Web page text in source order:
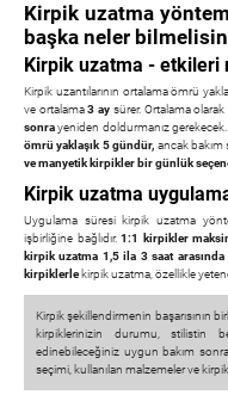
Kirpik uzatma
başka neler
Kirpik uzatma - etkileri
Kirpik uzantılarının ortalama ömrü
ve ortalama3 ay sürer. Ortalama
sonrayeniden doldurmanız
ömrü yaklaşık 5 gündür, ancak bakım
ve manyetik kirpikler bir günlük
Kirpik uzatma
Uygulama süresi kirpik uzatma
işbirliğine bağlıdır.1:1 kirpikler
kirpik uzatma 1,5 ila 3 saat arasında
kirpiklerlekirpik uzatma, özellikle
Kirpik şekillendirmenin başarısının
kirpiklerinizin durumu, stilistin
edinebileceğiniz uygun bakım
seçimi, kullanılan malzemeler ve